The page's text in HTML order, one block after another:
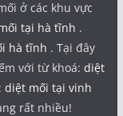
ở các khu vực
tại hà tĩnh .
hà tĩnh . Tại đây
với từ khoá: diệt
diệt mối tại vinh
rất nhiều!